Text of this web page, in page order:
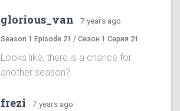
glorious_van · 7 years ago
Season 1 Episode 21 / Сезон 1 Серия 21
Looks like, there is a chance for
another season?
frezi · 7 years ago